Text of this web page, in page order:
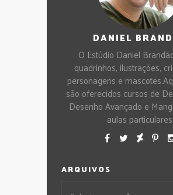
DANIEL
O Estúdio Daniel
quadrinhos, ilustrações,
personagens e
são oferecidos cursos de
Desenho Avançado e
aulas particulares.
ARQUIVOS